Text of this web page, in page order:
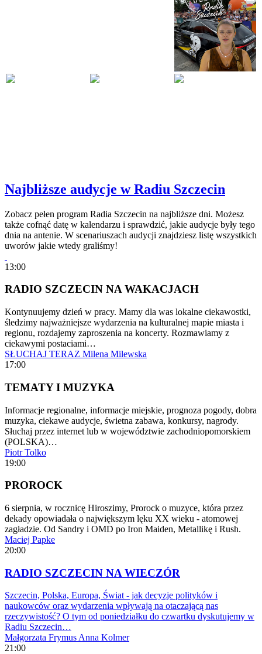
Najbliższe audycje w Radiu Szczecin
Zobacz pełen program Radia Szczecin na najbliższe dni. Możesz
także cofnąć datę w kalendarzu i sprawdzić, jakie audycje były tego
dnia na antenie. W scenariuszach audycji znajdziesz listę wszystkich
uworów jakie wtedy graliśmy!
13:00
RADIO SZCZECIN NA WAKACJACH
Kontynuujemy dzień w pracy. Mamy dla was lokalne ciekawostki,
śledzimy najważniejsze wydarzenia na kulturalnej mapie miasta i
regionu, rozdajemy zaproszenia na koncerty. Rozmawiamy z
ciekawymi postaciami…
SŁUCHAJ TERAZ Milena Milewska
17:00
TEMATY I MUZYKA
Informacje regionalne, informacje miejskie, prognoza pogody, dobra
muzyka, ciekawe audycje, świetna zabawa, konkursy, nagrody.
Słuchaj przez internet lub w województwie zachodniopomorskiem
(POLSKA)…
Piotr Tolko
19:00
PROROCK
6 sierpnia, w rocznicę Hiroszimy, Prorock o muzyce, która przez
dekady opowiadała o największym lęku XX wieku - atomowej
zagładzie. Od Sandry i OMD po Iron Maiden, Metallikę i Rush.
Maciej Papke
20:00
RADIO SZCZECIN NA WIECZÓR
Szczecin, Polska, Europa, Świat - jak decyzje polityków i
naukowców oraz wydarzenia wpływają na otaczającą nas
rzeczywistość? O tym od poniedziałku do czwartku dyskutujemy w
Radiu Szczecin…
Małgorzata FrymusAnna Kolmer
21:00